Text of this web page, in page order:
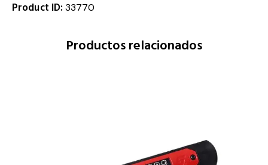
Product ID:33770
Productos relacionados